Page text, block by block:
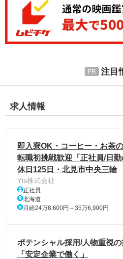
注目
求人情報
即入寮OK・コーヒー・お茶
転職初挑戦歓迎「正社員/日
休日125日・北見市中央三輪
Yts株式会社
正社員
北海道
月給24万8,600円～35万6,900円
ポテンシャル採用/人物重視
「安定企業で働く」